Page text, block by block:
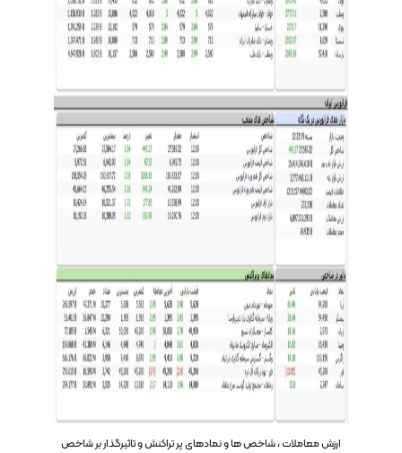
ارزش معاملات ، شاخص ها و نمادهای پر تراکنش و تاثیرگذار بر شاخص